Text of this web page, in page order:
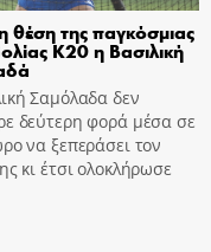
θέση της παγκόσμιας
Κ20 η Βασιλική
Σαμόλαδα δεν
δεύτερη φορά μέσα σε
να ξεπεράσει τον
κι έτσι ολοκλήρωσε